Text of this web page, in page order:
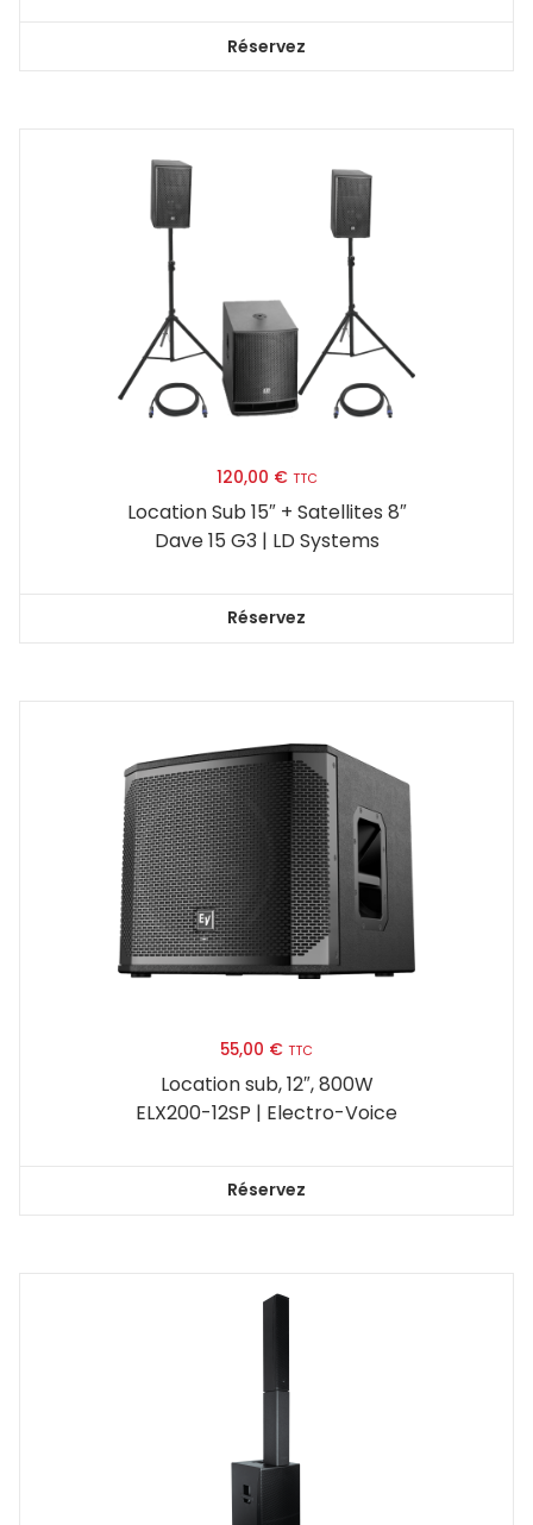
Réservez
120,00 € TTC
Location Sub 15″ + Satellites 8″
Dave 15 G3 | LD Systems
Réservez
55,00 € TTC
Location sub, 12″, 800W
ELX200-12SP | Electro-Voice
Réservez